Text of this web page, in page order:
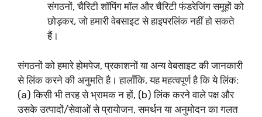
संगठनों, चैरिटी शॉपिंग मॉल और चैरिटी फंडरेजिंग समूहों को
छोड़कर, जो हमारी वेबसाइट से हाइपरलिंक नहीं हो सकते
हैं।
संगठनों को हमारे होमपेज, प्रकाशनों या अन्य वेबसाइट की जानकारी
से लिंक करने की अनुमति है। हालाँकि, यह महत्वपूर्ण है कि ये लिंक:
(a) किसी भी तरह से भ्रामक न हों, (b) लिंक करने वाले पक्ष और
उसके उत्पादों/सेवाओं से प्रायोजन, समर्थन या अनुमोदन का गलत